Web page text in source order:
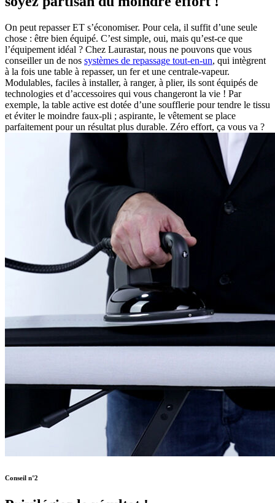
On peut repasser ET s’économiser. Pour cela, il suffit d’une seule
chose : être bien équipé. C’est simple, oui, mais qu’est-ce que
l’équipement idéal ? Chez Laurastar, nous ne pouvons que vous
conseiller un de nos systèmes de repassage tout-en-un, qui intègrent
à la fois une table à repasser, un fer et une centrale-vapeur.
Modulables, faciles à installer, à ranger, à plier, ils sont équipés de
technologies et d’accessoires qui vous changeront la vie ! Par
exemple, la table active est dotée d’une soufflerie pour tendre le tissu
et éviter le moindre faux-pli ; aspirante, le vêtement se place
parfaitement pour un résultat plus durable. Zéro effort, ça vous va ?
Conseil n°2